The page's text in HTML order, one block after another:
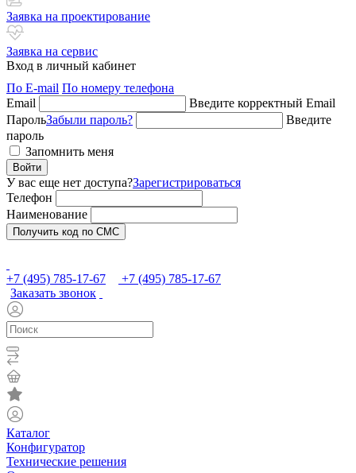
Заявка на проектирование
Заявка на сервис
Вход в личный кабинет
По E-mail По номеру телефона
Email
Введите корректный Email
ПарольЗабыли пароль?
Введите
пароль
Запомнить меня
Войти
У вас еще нет доступа?Зарегистрироваться
Телефон
Наименование
Получить код по СМС
+7 (495) 785-17-67
+7 (495) 785-17-67
Заказать звонок
Каталог
Конфигуратор
Технические решения